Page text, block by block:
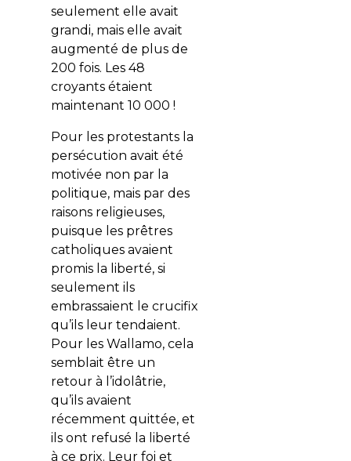
seulement elle avait
grandi, mais elle avait
augmenté de plus de
200 fois. Les 48
croyants étaient
maintenant 10 000 !
Pour les protestants la
persécution avait été
motivée non par la
politique, mais par des
raisons religieuses,
puisque les prêtres
catholiques avaient
promis la liberté, si
seulement ils
embrassaient le crucifix
qu’ils leur tendaient.
Pour les Wallamo, cela
semblait être un
retour à l’idolâtrie,
qu’ils avaient
récemment quittée, et
ils ont refusé la liberté
à ce prix. Leur foi et